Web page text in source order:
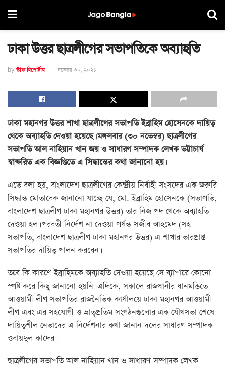
ঢাকা উত্তর ছাত্রলীগের সভাপতিকে অব্যাহতি
by স্টাফ রিপোর্টার নভেম্বর ৩০, ২০২১
ঢাকা মহানগর উত্তর শাখা ছাত্রলীগের সভাপতি ইব্রাহিম হোসেনকে দায়িত্ব
থেকে অব্যাহতি দেওয়া হয়েছে। মঙ্গলবার (৩০ নভেম্বর) ছাত্রলীগের
সভাপতি আল নাহিয়ান খান জয় ও সাধারণ সম্পাদক লেখক ভট্টাচার্য
স্বাক্ষরিত এক বিজ্ঞপ্তিতে এ সিদ্ধান্তের কথা জানানো হয়।
এতে বলা হয়, বাংলাদেশ ছাত্রলীগের কেন্দ্রীয় নির্বাহী সংসদের এক জরুরি
সিদ্ধান্ত মোতাবেক জানানো যাচ্ছে যে, মো. ইব্রাহিম হোসেনকে (সভাপতি,
বাংলাদেশ ছাত্রলীগ ঢাকা মহানগর উত্তর) তার নিজ পদ থেকে অব্যাহতি
দেওয়া হল। পরবর্তী নির্দেশ না দেওয়া পর্যন্ত সজীব আহমেদ (সহ-
সভাপতি, বাংলাদেশ ছাত্রলীগ ঢাকা মহানগর উত্তর) এ শাখার ভারপ্রাপ্ত
সভাপতির দায়িত্ব পালন করবেন।
তবে কি কারণে ইব্রাহিমকে অব্যাহতি দেওয়া হয়েছে সে ব্যাপারে কোনো
স্পষ্ট করে কিছু জানানো হয়নি। এদিকে, সকালে রাজধানীর ধানমন্ডিতে
আওয়ামী লীগ সভাপতির রাজনৈতিক কার্যালয়ে ঢাকা মহানগর আওয়ামী
লীগ এবং এর সহযোগী ও ভ্রাতৃপ্রতিম সংগঠনগুলোর এক যৌথসভা শেষে
দায়িত্বশীল নেতাদের এ নির্দেশনার কথা জানান দলের সাধারণ সম্পাদক
ওবায়দুল কাদের।
ছাত্রলীগের সভাপতি আল নাহিয়ান খান ও সাধারণ সম্পাদক লেখক